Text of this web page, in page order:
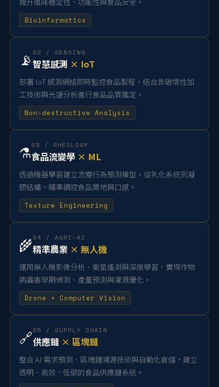
提升風味穩定性、功能性與食品安全。
Bioinformatics
📡 02 / SENSING
智慧感測 × IoT
部署 IoT 感測網絡即時監控食品製程，結合非破壞性加
工技術與光譜分析進行食品品質鑑定。
Non-destructive Analysis
⚗️03 / RHEOLOGY
食品流變學 × ML
透過機器學習建立流變行為預測模型，從乳化系統到凝
膠結構，精準調控食品質地與口感。
Texture Engineering
🌾04 / AGRI-AI
精準農業 × 無人機
運用無人機影像分析、衛星遙測與深度學習，實現作物
病蟲害早期偵測、產量預測與灌溉優化。
Drone + Computer Vision
🔗05 / SUPPLY CHAIN
供應鏈 × 區塊鏈
整合 AI 需求預測、區塊鏈溯源技術與自動化倉儲，建立
透明、高效、低碳的食品供應鏈系統。